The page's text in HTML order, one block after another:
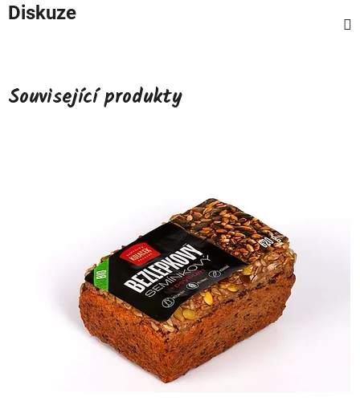
Diskuze
Související produkty